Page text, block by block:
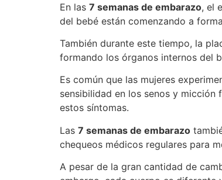
En las 7 semanas de embarazo, el
del bebé están comenzando a
También durante este tiempo, la
formando los órganos internos del
Es común que las mujeres
sensibilidad en los senos y micción
estos síntomas.
Las 7 semanas de embarazo
chequeos médicos regulares para
A pesar de la gran cantidad de